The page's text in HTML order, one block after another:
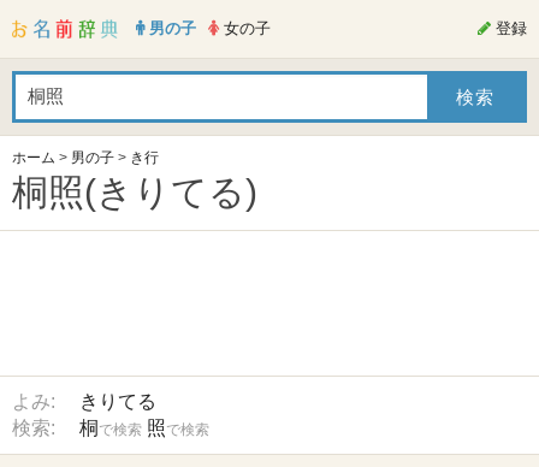
男の子 女の子 登録
ホーム > 男の子 > き行
桐照(きりてる)
よみ:
きりてる
検索:
桐 で検索 照で検索